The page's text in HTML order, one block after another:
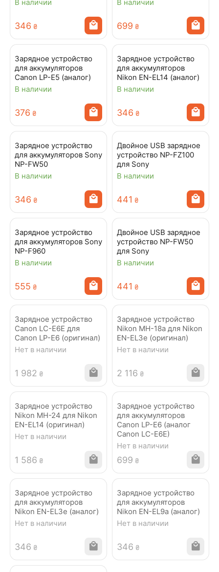
В наличии
‍346‍ ₴
В наличии
‍699‍ ₴
Зарядное устройство
для аккумуляторов
Canon LP-E5 (аналог)
В наличии
‍376‍ ₴
Зарядное устройство
для аккумуляторов
Nikon EN-EL14 (аналог)
В наличии
‍346‍ ₴
Зарядное устройство
для аккумуляторов Sony
NP-FW50
В наличии
‍346‍ ₴
Двойное USB зарядное
устройство NP-FZ100
для Sony
В наличии
‍441‍ ₴
Зарядное устройство
для аккумуляторов Sony
NP-F960
В наличии
‍555‍ ₴
Двойное USB зарядное
устройство NP-FW50
для Sony
В наличии
‍441‍ ₴
Зарядное устройство
Canon LC-E6E для
Canon LP-E6 (оригинал)
Нет в наличии
1 982 ₴
Зарядное устройство
Nikon MH-18a для Nikon
EN-EL3e (оригинал)
Нет в наличии
2 116 ₴
Зарядное устройство
Nikon MH-24 для Nikon
EN-EL14 (оригинал)
Нет в наличии
1 586 ₴
Зарядное устройство
для аккумуляторов
Canon LP-E6 (аналог
Canon LC-E6E)
Нет в наличии
‍699‍ ₴
Зарядное устройство
для аккумуляторов
Nikon EN-EL3e (аналог)
Нет в наличии
‍346‍ ₴
Зарядное устройство
для аккумуляторов
Nikon EN-EL9a (аналог)
Нет в наличии
‍346‍ ₴